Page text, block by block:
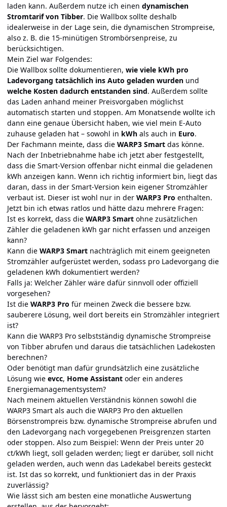
laden kann. Außerdem nutze ich einen dynamischen
Stromtarif von Tibber. Die Wallbox sollte deshalb
idealerweise in der Lage sein, die dynamischen Strompreise,
also z. B. die 15-minütigen Strombörsenpreise, zu
berücksichtigen.
Mein Ziel war Folgendes:
Die Wallbox sollte dokumentieren, wie viele kWh pro
Ladevorgang tatsächlich ins Auto geladen wurden und
welche Kosten dadurch entstanden sind. Außerdem sollte
das Laden anhand meiner Preisvorgaben möglichst
automatisch starten und stoppen. Am Monatsende wollte ich
dann eine genaue Übersicht haben, wie viel mein E-Auto
zuhause geladen hat – sowohl in kWh als auch in Euro.
Der Fachmann meinte, dass die WARP3 Smart das könne.
Nach der Inbetriebnahme habe ich jetzt aber festgestellt,
dass die Smart-Version offenbar nicht einmal die geladenen
kWh anzeigen kann. Wenn ich richtig informiert bin, liegt das
daran, dass in der Smart-Version kein eigener Stromzähler
verbaut ist. Dieser ist wohl nur in der WARP3 Pro enthalten.
Jetzt bin ich etwas ratlos und hätte dazu mehrere Fragen:
Ist es korrekt, dass die WARP3 Smart ohne zusätzlichen
Zähler die geladenen kWh gar nicht erfassen und anzeigen
kann?
Kann die WARP3 Smart nachträglich mit einem geeigneten
Stromzähler aufgerüstet werden, sodass pro Ladevorgang die
geladenen kWh dokumentiert werden?
Falls ja: Welcher Zähler wäre dafür sinnvoll oder offiziell
vorgesehen?
Ist die WARP3 Pro für meinen Zweck die bessere bzw.
sauberere Lösung, weil dort bereits ein Stromzähler integriert
ist?
Kann die WARP3 Pro selbstständig dynamische Strompreise
von Tibber abrufen und daraus die tatsächlichen Ladekosten
berechnen?
Oder benötigt man dafür grundsätzlich eine zusätzliche
Lösung wie evcc, Home Assistant oder ein anderes
Energiemanagementsystem?
Nach meinem aktuellen Verständnis können sowohl die
WARP3 Smart als auch die WARP3 Pro den aktuellen
Börsenstrompreis bzw. dynamische Strompreise abrufen und
den Ladevorgang nach vorgegebenen Preisgrenzen starten
oder stoppen. Also zum Beispiel: Wenn der Preis unter 20
ct/kWh liegt, soll geladen werden; liegt er darüber, soll nicht
geladen werden, auch wenn das Ladekabel bereits gesteckt
ist. Ist das so korrekt, und funktioniert das in der Praxis
zuverlässig?
Wie lässt sich am besten eine monatliche Auswertung